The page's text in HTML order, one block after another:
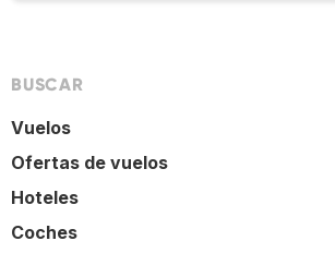
BUSCAR
Vuelos
Ofertas de vuelos
Hoteles
Coches